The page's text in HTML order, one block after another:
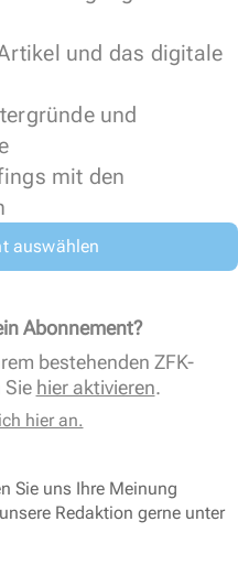
und das digitale
und
mit den
auswählen
Abonnement?
bestehenden ZFK-
Sie hier aktivieren.
hier an.
Sie uns Ihre Meinung
Redaktion gerne unter